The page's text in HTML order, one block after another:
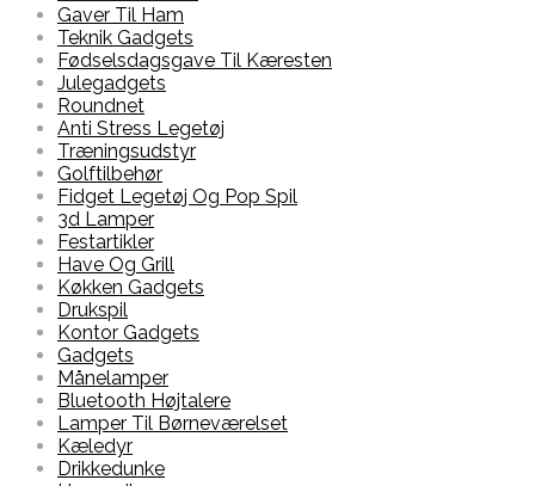
Gaver Til Ham
Teknik Gadgets
Fødselsdagsgave Til Kæresten
Julegadgets
Roundnet
Anti Stress Legetøj
Træningsudstyr
Golftilbehør
Fidget Legetøj Og Pop Spil
3d Lamper
Festartikler
Have Og Grill
Køkken Gadgets
Drukspil
Kontor Gadgets
Gadgets
Månelamper
Bluetooth Højtalere
Lamper Til Børneværelset
Kæledyr
Drikkedunke